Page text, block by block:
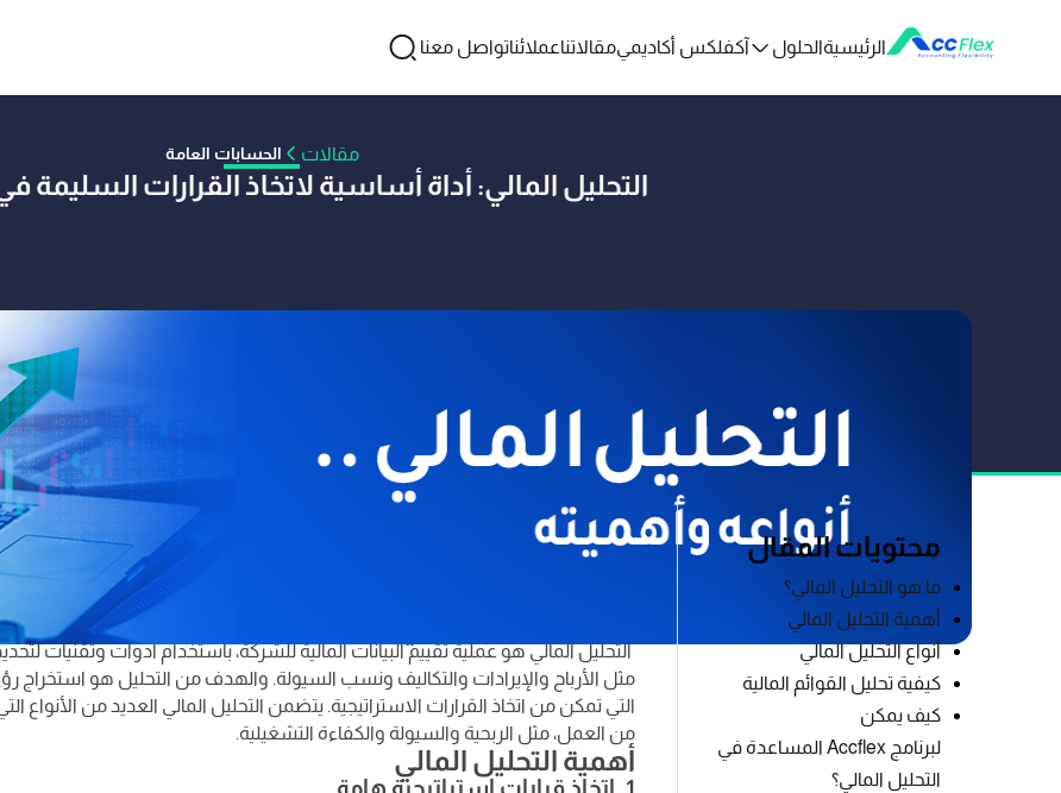
تواصل معناعملائنامقالاتناآكفلكس أكاديمي الحلولالرئيسية
مقالات الحسابات العامة
التحليل المالي: أداة أساسية لاتخاذ القرارات السليمة
محتويات المقال
ما هو التحليل المالي؟
أهمية التحليل المالي
أنواع التحليل المالي
كيفية تحليل القوائم المالية
كيف يمكن
لبرنامج Accflex المساعدة في
التحليل المالي؟
تم النشر بواسطة HUSSIEN TAHA
التحليل المالي للمشاريع هو أداة أساسية لفهم الأداء المالي وتقييم قدرة المشروع
من خلال تحليل القوائم المالية والنسب المالية، يساعد هذا التحليل في اتخاذ قرارات
الكفاءة التشغيلية، وضمان استدامة المشروع في مواجهة التحديات الاقتصادية
التحليل المالي هو عملية تقييم البيانات المالية للشركة، باستخدام أدوات وتقنيات
مثل الأرباح والإيرادات والتكاليف ونسب السيولة. والهدف من التحليل هو استخراج
التي تمكن من اتخاذ القرارات الاستراتيجية. يتضمن التحليل المالي العديد من الأنواع
من العمل، مثل الربحية والسيولة والكفاءة التشغيلية.
أهمية التحليل المالي
1. اتخاذ قرارات استراتيجية هامة